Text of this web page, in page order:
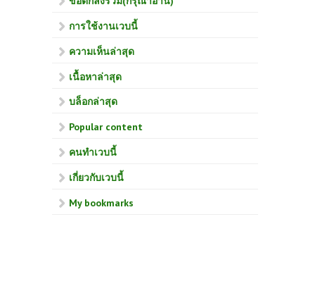
การใช้งานเวบนี้
ความเห็นล่าสุด
เนื้อหาล่าสุด
บล็อกล่าสุด
Popular content
คนทำเวบนี้
เกี่ยวกับเวบนี้
My bookmarks